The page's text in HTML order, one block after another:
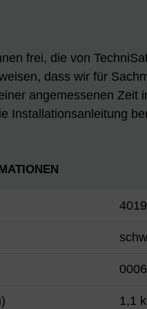
frei, die von
dass wir für
angemessenen Zeit
Installationsanleitung
1,1